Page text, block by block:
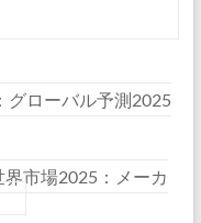
グローバル予測2025
市場2025：メーカ